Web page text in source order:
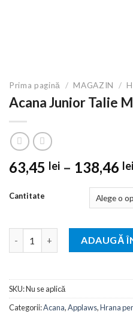
Prima pagină / MAGAZIN /
Acana Junior Talie
63,45 lei – 138,46 lei
Cantitate
Cantitate Acana Junior Talie
ADAUGĂ
SKU:Nu se aplică
Categorii:Acana,Applaws,Hrana